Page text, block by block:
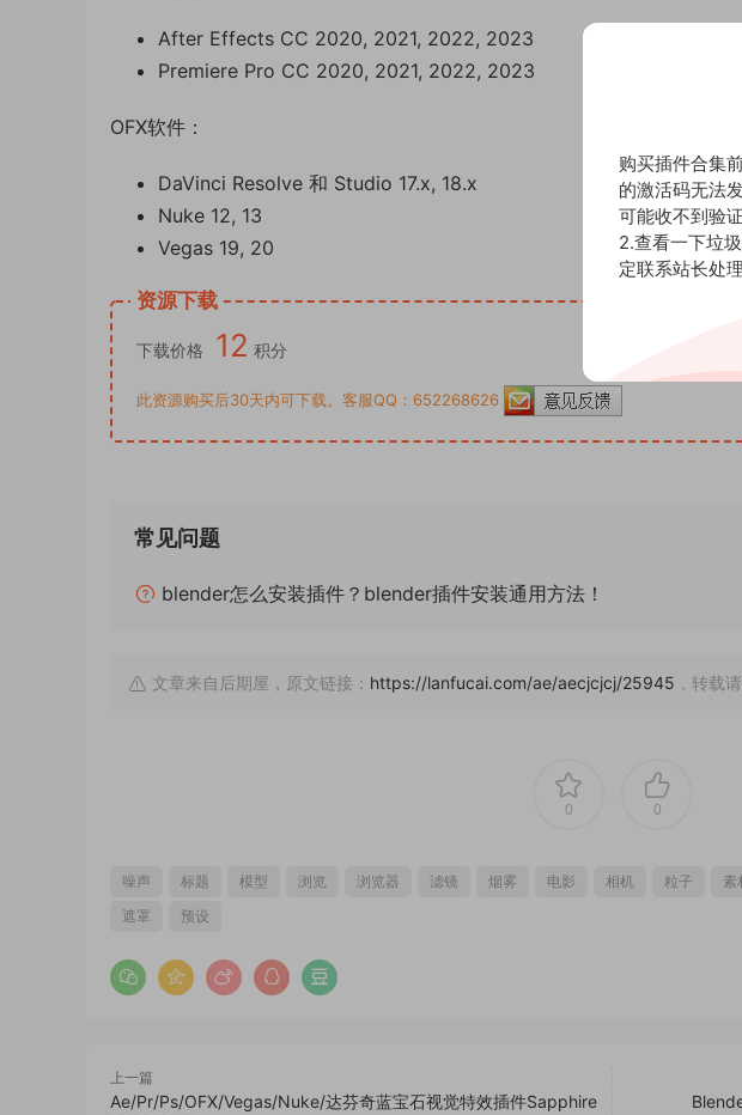
After Effects CC 2020, 2021, 2022, 2023
Premiere Pro CC 2020, 2021, 2022, 2023
OFX软件：
DaVinci Resolve 和 Studio 17.x, 18.x
Nuke 12, 13
Vegas 19, 20
资源下载
下载价格 12 积分
此资源购买后30天内可下载。客服QQ：652268626
常见问题
blender怎么安装插件？blender插件安装通用方法！
文章来自后期屋，原文链接： https://lanfucai.com/ae/aecjcjcj/25945 ，转载
0 0
噪声 标题 模型 浏览 浏览器 滤镜 烟雾 电影 相机 粒子 素
遮罩
预设
上一篇
Ae/Pr/Ps/OFX/Vegas/Nuke/达芬奇蓝宝石视觉特效插件Sapphire
购买插件合集
的激活码无法
可能收不到验
2.查看一下垃
定联系站长处